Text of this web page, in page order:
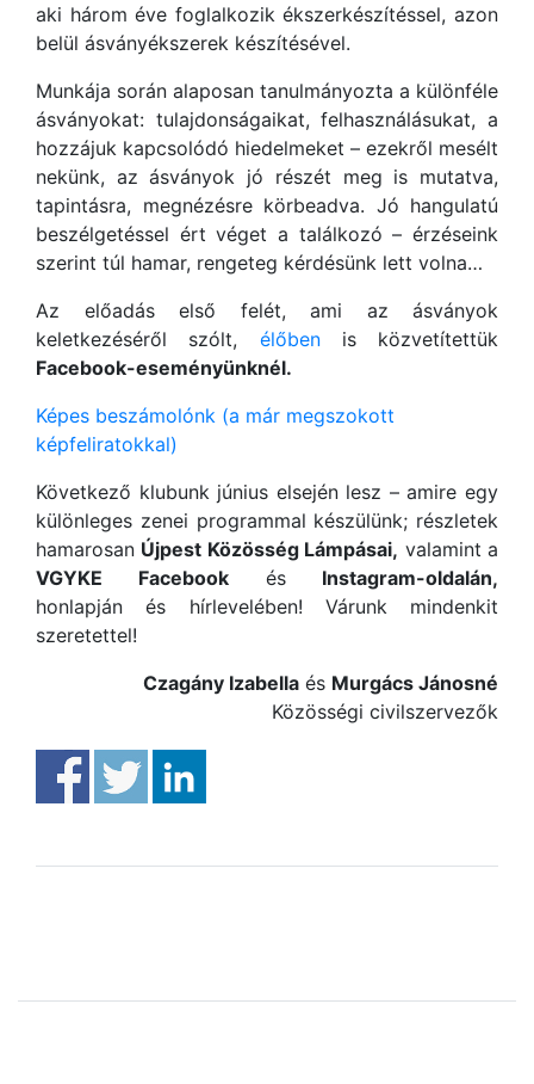
aki három éve foglalkozik ékszerkészítéssel, azon
belül ásványékszerek készítésével.
Munkája során alaposan tanulmányozta a különféle
ásványokat: tulajdonságaikat, felhasználásukat, a
hozzájuk kapcsolódó hiedelmeket – ezekről mesélt
nekünk, az ásványok jó részét meg is mutatva,
tapintásra, megnézésre körbeadva. Jó hangulatú
beszélgetéssel ért véget a találkozó – érzéseink
szerint túl hamar, rengeteg kérdésünk lett volna…
Az előadás első felét, ami az ásványok
keletkezéséről szólt, élőbenis közvetítettük
Facebook-eseményünknél.
Képes beszámolónk (a már megszokott
képfeliratokkal)
Következő klubunk június elsején lesz – amire egy
különleges zenei programmal készülünk; részletek
hamarosan Újpest Közösség Lámpásai, valamint a
VGYKE
Facebook és Instagram-oldalán,
honlapján és hírlevelében! Várunk mindenkit
szeretettel!
Czagány Izabella és Murgács Jánosné
Közösségi civilszervezők